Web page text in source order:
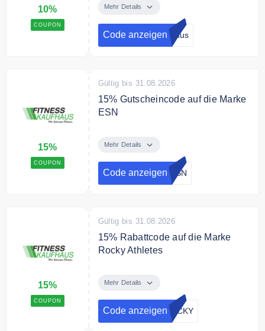
10%
COUPON
Kaufhaus Newsletter an und
sichere dir einen 10% Gutschein
für Deine Bestellung
Mehr Details
Code anzeigen haus
15%
COUPON
Gültig bis 31.08.2026
15% Gutscheincode auf die Marke
ESN
auf Sportnahrung der Marke ESN
Mehr Details
Code anzeigen ESN
15%
COUPON
Gültig bis 31.08.2026
15% Rabattcode auf die Marke
Rocky Athletes
auf die Marke Rocky Athletees
Mehr Details
Code anzeigen OCKY